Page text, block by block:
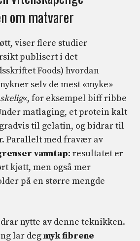
om matvarer
viser flere studier
publisert i det
Foods) hvordan
selv de mest «myke»
«, for eksempel biff ribbe
matlaging, et protein kalt
til gelatin, og bidrar til
Parallelt med fravær av
vanntap: resultatet er
kjøtt, men også mer
på en større mengde
nytte av denne teknikken.
lar degmyk fibrene